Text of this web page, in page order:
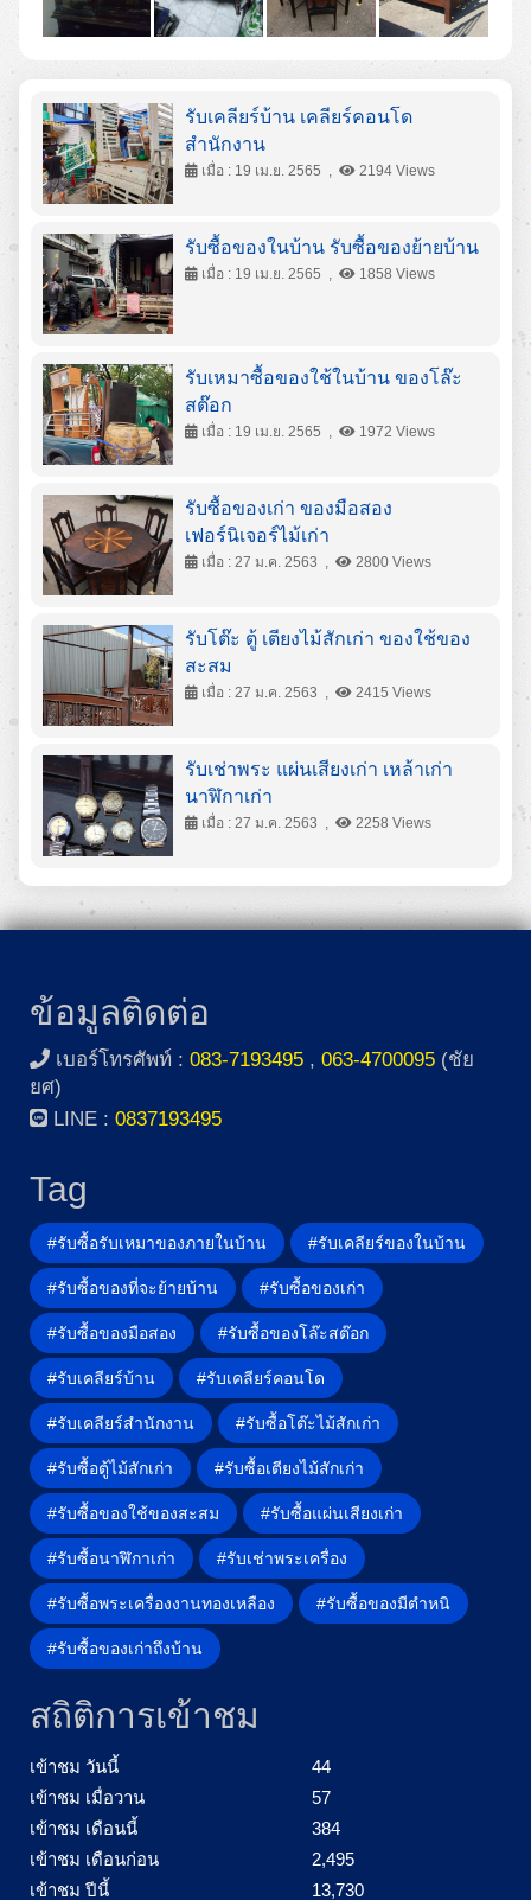
รับเคลียร์บ้าน เคลียร์คอนโด
สำนักงาน
เมื่อ : 19 เม.ย. 2565 , 2194 Views
รับซื้อของในบ้าน รับซื้อของย้ายบ้าน
เมื่อ : 19 เม.ย. 2565 , 1858 Views
รับเหมาซื้อของใช้ในบ้าน ของโล๊ะ
สต๊อก
เมื่อ : 19 เม.ย. 2565 , 1972 Views
รับซื้อของเก่า ของมือสอง
เฟอร์นิเจอร์ไม้เก่า
เมื่อ : 27 ม.ค. 2563 , 2800 Views
รับโต๊ะ ตู้ เตียงไม้สักเก่า ของใช้ของ
สะสม
เมื่อ : 27 ม.ค. 2563 , 2415 Views
รับเช่าพระ แผ่นเสียงเก่า เหล้าเก่า
นาฬิกาเก่า
เมื่อ : 27 ม.ค. 2563 , 2258 Views
ข้อมูลติดต่อ
เบอร์โทรศัพท์ : 083-7193495 , 063-4700095 (ชัย
ยศ)
LINE : 0837193495
Tag
#รับซื้อรับเหมาของภายในบ้าน #รับเคลียร์ของในบ้าน
#รับซื้อของที่จะย้ายบ้าน #รับซื้อของเก่า
#รับซื้อของมือสอง #รับซื้อของโล๊ะสต๊อก
#รับเคลียร์บ้าน #รับเคลียร์คอนโด
#รับเคลียร์สำนักงาน #รับซื้อโต๊ะไม้สักเก่า
#รับซื้อตู้ไม้สักเก่า #รับซื้อเตียงไม้สักเก่า
#รับซื้อของใช้ของสะสม #รับซื้อแผ่นเสียงเก่า
#รับซื้อนาฬิกาเก่า #รับเช่าพระเครื่อง
#รับซื้อพระเครื่องงานทองเหลือง #รับซื้อของมีตำหนิ
#รับซื้อของเก่าถึงบ้าน
สถิติการเข้าชม
เข้าชม วันนี้
44
เข้าชม เมื่อวาน
57
เข้าชม เดือนนี้
384
เข้าชม เดือนก่อน
2,495
เข้าชม ปีนี้
13,730